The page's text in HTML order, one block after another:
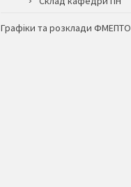
Графіки та розклади ФМЕПТО